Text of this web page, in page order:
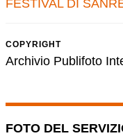
FESTIVAL DI
COPYRIGHT
Archivio Publifoto
FOTO DEL